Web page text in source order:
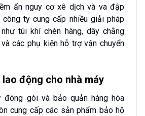
ẩn nguy cơ xê dịch và va đập
công ty cung cấp nhiều giải pháp
túi khí chèn hàng, dây chằng
các phụ kiện hỗ trợ vận chuyển
động cho nhà máy
đóng gói và bảo quản hàng hóa
cung cấp các sản phẩm bảo hộ